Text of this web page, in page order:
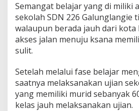
Semangat belajar yang di miliki
sekolah SDN 226 Galunglangie
walaupun berada jauh dari kota
akses jalan menuju ksana
sulit.
Setelah melalui fase belajar
saatnya melaksanakan ujian
yang memiliki murid sebanyak
kelas jauh melaksanakan ujian.